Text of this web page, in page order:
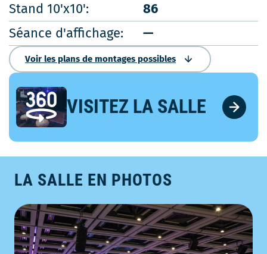
Stand 10'x10':
86
Séance d'affichage:
—
Voir les plans de montages possibles
VISITEZ LA SALLE
LA SALLE EN PHOTOS